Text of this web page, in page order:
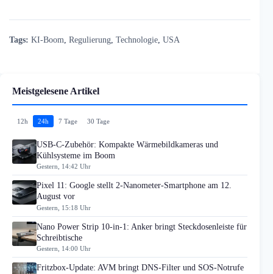
Tags: KI-Boom Regulierung Technologie USA
Meistgelesene Artikel
12h 24h 7 Tage 30 Tage
USB-C-Zubehör: Kompakte Wärmebildkameras und
Kühlsysteme im Boom
Gestern, 14:42 Uhr
Pixel 11: Google stellt 2-Nanometer-Smartphone am 12.
August vor
Gestern, 15:18 Uhr
Nano Power Strip 10-in-1: Anker bringt Steckdosenleiste für
Schreibtische
Gestern, 14:00 Uhr
Fritzbox-Update: AVM bringt DNS-Filter und SOS-Notrufe